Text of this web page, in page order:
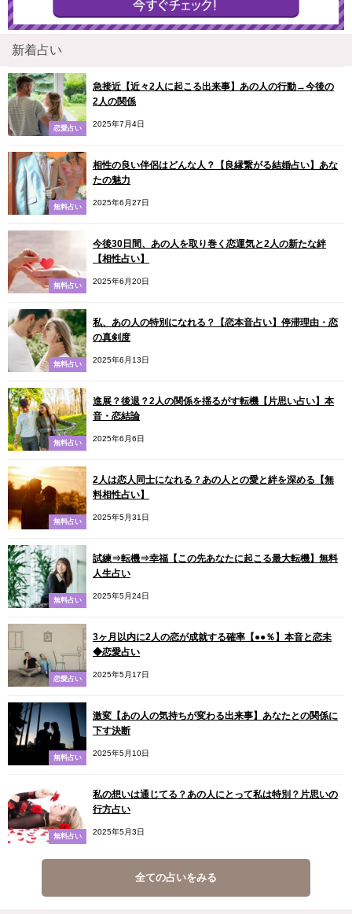
新着占い
恋愛占い
急接近【近々2人に起こる出来事】あの人の行動→今後の
2人の関係
2025年7月4日
無料占い
相性の良い伴侶はどんな人？【良縁繋がる結婚占い】あな
たの魅力
2025年6月27日
無料占い
今後30日間、あの人を取り巻く恋運気と2人の新たな絆
【相性占い】
2025年6月20日
無料占い
私、あの人の特別になれる？【恋本音占い】停滞理由・恋
の真剣度
2025年6月13日
無料占い
進展？後退？2人の関係を揺るがす転機【片思い占い】本
音・恋結論
2025年6月6日
無料占い
2人は恋人同士になれる？あの人との愛と絆を深める【無
料相性占い】
2025年5月31日
無料占い
試練⇒転機⇒幸福【この先あなたに起こる最大転機】無料
人生占い
2025年5月24日
恋愛占い
3ヶ月以内に2人の恋が成就する確率【●●％】本音と恋未
◆恋愛占い
2025年5月17日
無料占い
激変【あの人の気持ちが変わる出来事】あなたとの関係に
下す決断
2025年5月10日
無料占い
私の想いは通じてる？あの人にとって私は特別？片思いの
行方占い
2025年5月3日
全ての占いをみる